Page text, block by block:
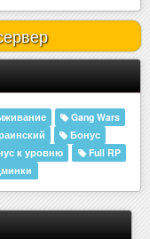
Gang Wars
Бонус
к уровню
Full RP